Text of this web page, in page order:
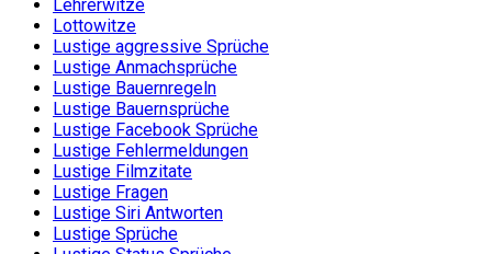
Lehrerwitze
Lottowitze
Lustige aggressive Sprüche
Lustige Anmachsprüche
Lustige Bauernregeln
Lustige Bauernsprüche
Lustige Facebook Sprüche
Lustige Fehlermeldungen
Lustige Filmzitate
Lustige Fragen
Lustige Siri Antworten
Lustige Sprüche